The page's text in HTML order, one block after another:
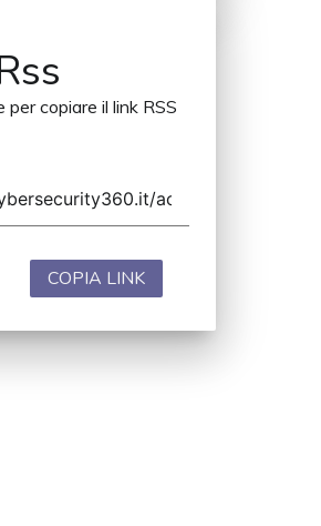
per copiare il link RSS
COPIA LINK